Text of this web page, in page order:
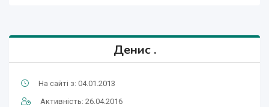
Денис .
На сайті з: 04.01.2013
Активність: 26.04.2016